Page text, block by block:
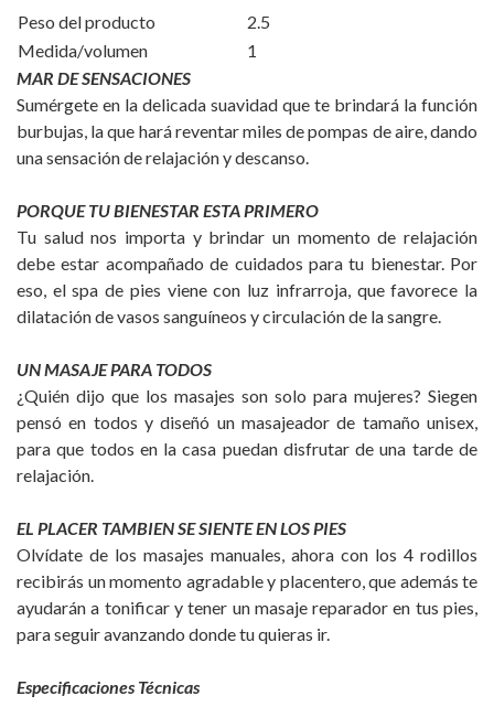
Peso del producto
2.5
Medida/volumen
1
MAR DE SENSACIONES
Sumérgete en la delicada suavidad que te brindará la función
burbujas, la que hará reventar miles de pompas de aire, dando
una sensación de relajación y descanso.
PORQUE TU BIENESTAR ESTA PRIMERO
Tu salud nos importa y brindar un momento de relajación
debe estar acompañado de cuidados para tu bienestar. Por
eso, el spa de pies viene con luz infrarroja, que favorece la
dilatación de vasos sanguíneos y circulación de la sangre.
UN MASAJE PARA TODOS
¿Quién dijo que los masajes son solo para mujeres? Siegen
pensó en todos y diseñó un masajeador de tamaño unisex,
para que todos en la casa puedan disfrutar de una tarde de
relajación.
EL PLACER TAMBIEN SE SIENTE EN LOS PIES
Olvídate de los masajes manuales, ahora con los 4 rodillos
recibirás un momento agradable y placentero, que además te
ayudarán a tonificar y tener un masaje reparador en tus pies,
para seguir avanzando donde tu quieras ir.
Especificaciones Técnicas